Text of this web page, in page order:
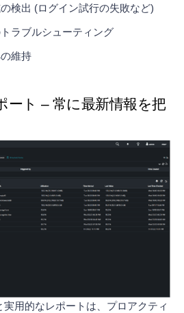
検出 (ログイン試行の失敗など)
ラブルシューティング
維持
ート – 常に最新情報を把
用的なレポートは、プロアクティ